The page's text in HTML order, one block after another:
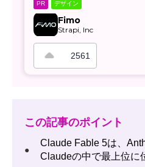
PR デザイン
Fimo
Strapi, Inc
2561
この記事のポイント
●
Claude Fable 5は、
Claudeの中で最上位に